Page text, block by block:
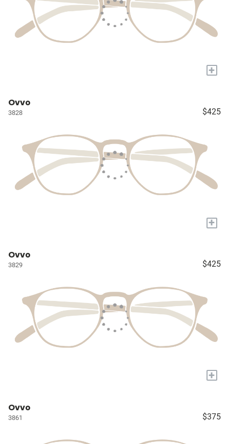
+
Ovvo
3828 $425
+
Ovvo
3829 $425
+
Ovvo
3861 $375